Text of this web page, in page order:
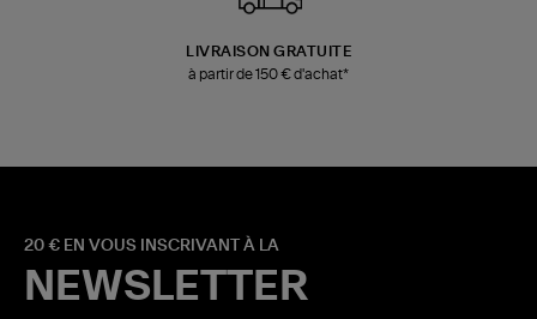
LIVRAISON GRATUITE
à partir de 150 € d'achat*
20 € EN VOUS INSCRIVANT À LA
NEWSLETTER